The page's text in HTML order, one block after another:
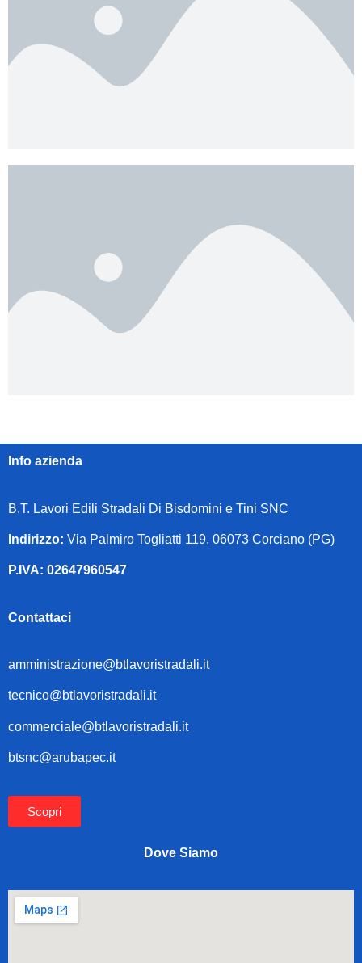
Info azienda
B.T. Lavori Edili Stradali Di Bisdomini e Tini SNC
Indirizzo: Via Palmiro Togliatti 119, 06073 Corciano (PG)
P.IVA: 02647960547
Contattaci
amministrazione@btlavoristradali.it
tecnico@btlavoristradali.it
commerciale@btlavoristradali.it
btsnc@arubapec.it
Scopri
Dove Siamo